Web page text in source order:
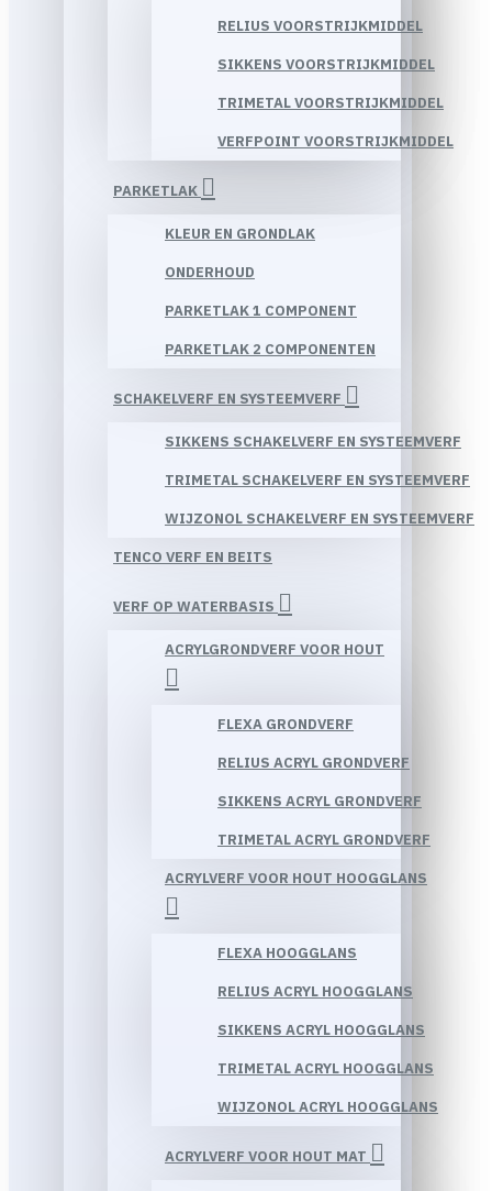
RELIUS VOORSTRIJKMIDDEL
SIKKENS VOORSTRIJKMIDDEL
TRIMETAL VOORSTRIJKMIDDEL
VERFPOINT VOORSTRIJKMIDDEL
PARKETLAK
KLEUR EN GRONDLAK
ONDERHOUD
PARKETLAK 1 COMPONENT
PARKETLAK 2 COMPONENTEN
SCHAKELVERF EN SYSTEEMVERF
SIKKENS SCHAKELVERF EN SYSTEEMVERF
TRIMETAL SCHAKELVERF EN SYSTEEMVERF
WIJZONOL SCHAKELVERF EN SYSTEEMVERF
TENCO VERF EN BEITS
VERF OP WATERBASIS
ACRYLGRONDVERF VOOR HOUT
FLEXA GRONDVERF
RELIUS ACRYL GRONDVERF
SIKKENS ACRYL GRONDVERF
TRIMETAL ACRYL GRONDVERF
ACRYLVERF VOOR HOUT HOOGGLANS
FLEXA HOOGGLANS
RELIUS ACRYL HOOGGLANS
SIKKENS ACRYL HOOGGLANS
TRIMETAL ACRYL HOOGGLANS
WIJZONOL ACRYL HOOGGLANS
ACRYLVERF VOOR HOUT MAT